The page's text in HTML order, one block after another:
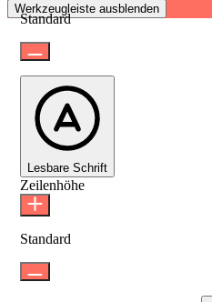
Werkzeugleiste ausblenden
Standard
Lesbare Schrift
Zeilenhöhe
Standard